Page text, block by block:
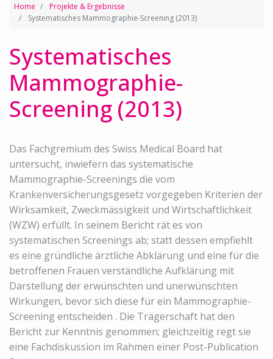
Home
Projekte & Ergebnisse
Systematisches Mammographie-Screening (2013)
Systematisches
Mammographie-
Screening (2013)
Das Fachgremium des Swiss Medical Board hat
untersucht, inwiefern das systematische
Mammographie-Screenings die vom
Krankenversicherungsgesetz vorgegeben Kriterien der
Wirksamkeit, Zweckmässigkeit und Wirtschaftlichkeit
(WZW) erfüllt. In seinem Bericht rät es von
systematischen Screenings ab; statt dessen empfiehlt
es eine gründliche ärztliche Abklärung und eine für die
betroffenen Frauen verständliche Aufklärung mit
Darstellung der erwünschten und unerwünschten
Wirkungen, bevor sich diese für ein Mammographie-
Screening entscheiden . Die Trägerschaft hat den
Bericht zur Kenntnis genommen; gleichzeitig regt sie
eine Fachdiskussion im Rahmen einer Post-Publication